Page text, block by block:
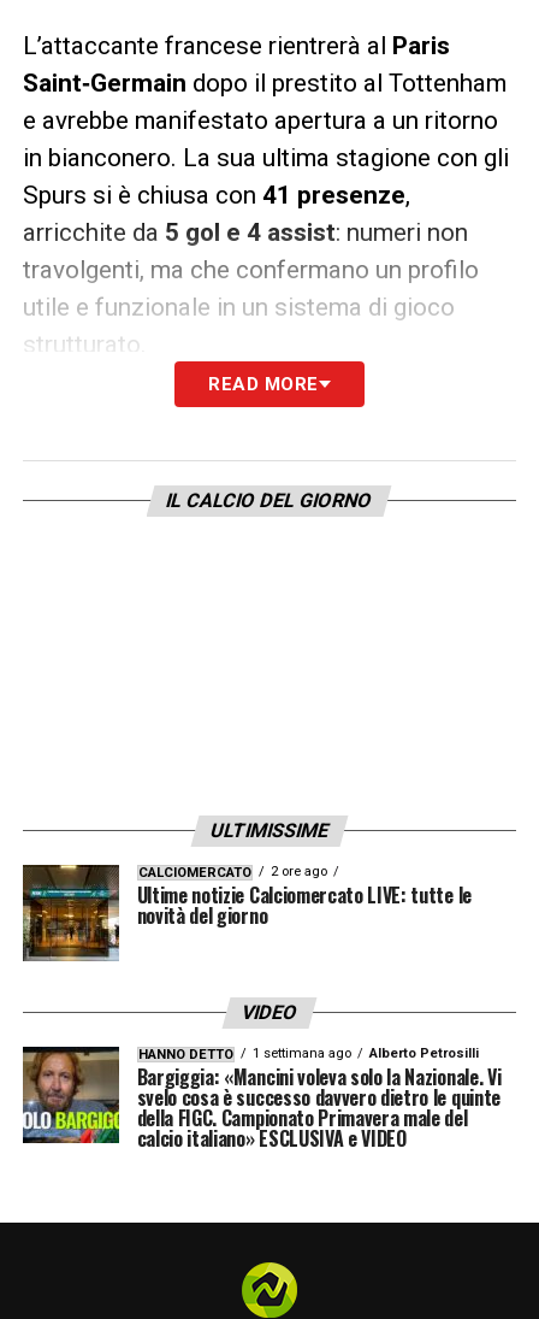
L’attaccante francese rientrerà al Paris
Saint‑Germain dopo il prestito al Tottenham
e avrebbe manifestato apertura a un ritorno
in bianconero. La sua ultima stagione con gli
Spurs si è chiusa con 41 presenze,
arricchite da 5 gol e 4 assist: numeri non
travolgenti, ma che confermano un profilo
utile e funzionale in un sistema di gioco
strutturato.
A Torino il dossier è tornato sul tavolo. La
volta, le condizioni potrebbero essere più
favorevoli rispetto al passato.
READ MORE
IL CALCIO DEL GIORNO
ULTIMISSIME
CALCIOMERCATO 2 ore ago
Ultime notizie Calciomercato LIVE: tutte le
novità del giorno
VIDEO
HANNO DETTO 1 settimana ago Alberto Petrosilli
Bargiggia: «Mancini voleva solo la Nazionale. Vi
svelo cosa è successo davvero dietro le quinte
della FIGC. Campionato Primavera male del
calcio italiano» ESCLUSIVA e VIDEO